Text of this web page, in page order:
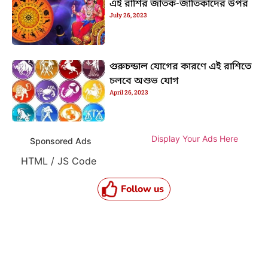
এই রাশির জাতক-জাতিকাদের উপর
July 26, 2023
গুরুচন্ডাল যোগের কারণে এই রাশিতে
চলবে অশুভ যোগ
April 26, 2023
Sponsored Ads Display Your Ads Here
HTML / JS Code
Follow us